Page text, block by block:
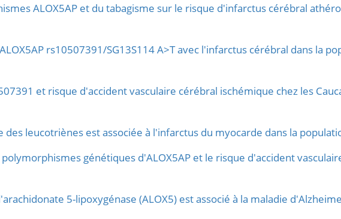
ALOX5AP et du tabagisme sur le risque d'infarctus cérébral
rs10507391/SG13S114 A>T avec l'infarctus cérébral dans la
et risque d'accident vasculaire cérébral ischémique chez les
des leucotriènes est associée à l'infarctus du myocarde dans la
génétiques d'ALOX5AP et le risque d'accident
5-lipoxygénase (ALOX5) est associé à la maladie